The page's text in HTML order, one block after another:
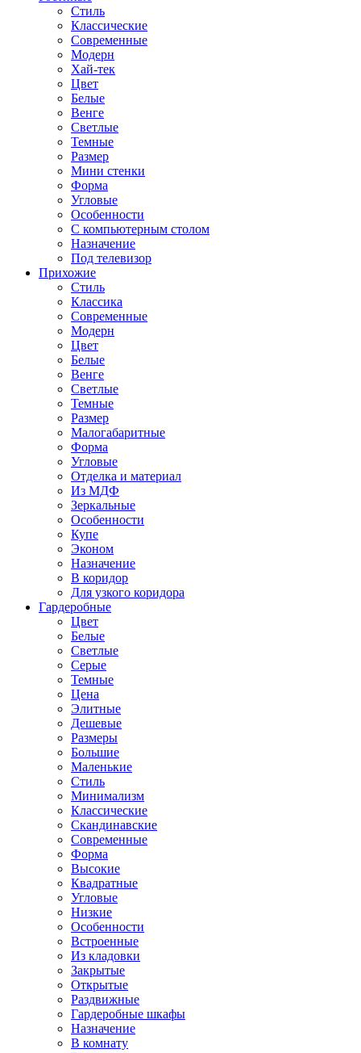
Стиль
Классические
Современные
Модерн
Хай-тек
Цвет
Белые
Венге
Светлые
Темные
Размер
Мини стенки
Форма
Угловые
Особенности
С компьютерным столом
Назначение
Под телевизор
Прихожие
Стиль
Классика
Современные
Модерн
Цвет
Белые
Венге
Светлые
Темные
Размер
Малогабаритные
Форма
Угловые
Отделка и материал
Из МДФ
Зеркальные
Особенности
Купе
Эконом
Назначение
В коридор
Для узкого коридора
Гардеробные
Цвет
Белые
Светлые
Серые
Темные
Цена
Элитные
Дешевые
Размеры
Большие
Маленькие
Стиль
Минимализм
Классические
Скандинавские
Современные
Форма
Высокие
Квадратные
Угловые
Низкие
Особенности
Встроенные
Из кладовки
Закрытые
Открытые
Раздвижные
Гардеробные шкафы
Назначение
В комнату